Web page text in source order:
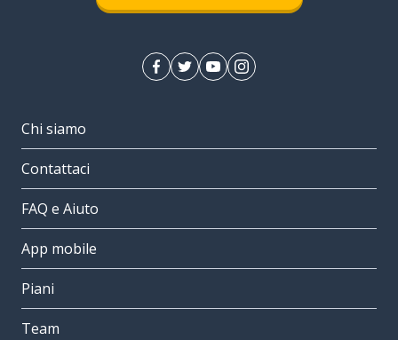
Chi siamo
Contattaci
FAQ e Aiuto
App mobile
Piani
Team